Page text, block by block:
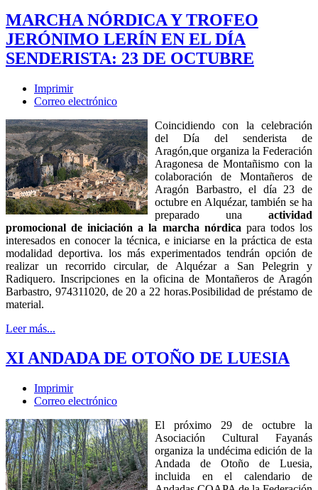
MARCHA NÓRDICA Y TROFEO
JERÓNIMO LERÍN EN EL DÍA
SENDERISTA: 23 DE OCTUBRE
Imprimir
Correo electrónico
Coincidiendo con la celebración
del Día del senderista de
Aragón,que organiza la Federación
Aragonesa de Montañismo con la
colaboración de Montañeros de
Aragón Barbastro, el día 23 de
octubre en Alquézar, también se ha
preparado una actividad
promocional de iniciación a la marcha nórdica para todos los
interesados en conocer la técnica, e iniciarse en la práctica de esta
modalidad deportiva. los más experimentados tendrán opción de
realizar un recorrido circular, de Alquézar a San Pelegrin y
Radiquero. Inscripciones en la oficina de Montañeros de Aragón
Barbastro, 974311020, de 20 a 22 horas.Posibilidad de préstamo de
material.
Leer más...
XI ANDADA DE OTOÑO DE LUESIA
Imprimir
Correo electrónico
El próximo 29 de octubre la
Asociación Cultural Fayanás
organiza la undécima edición de la
Andada de Otoño de Luesia,
incluida en el calendario de